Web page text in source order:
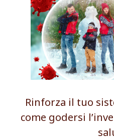
Rinforza il tuo
come godersi